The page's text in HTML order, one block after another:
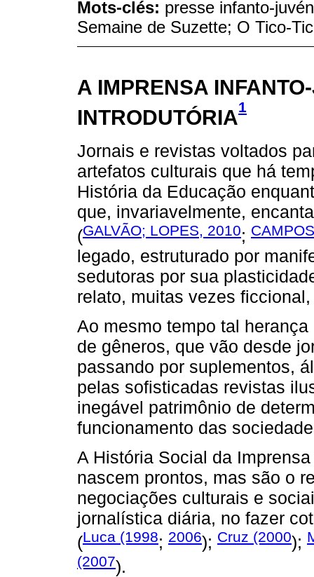
Mots-clés: presse infanto-
Semaine de Suzette; O Tico-
A IMPRENSA
INTRODUTÓRIA1
Jornais e revistas voltados
artefatos culturais que há
História da Educação
que, invariavelmente,
(GALVÃO; LOPES, 2010;
legado, estruturado por
sedutoras por sua
relato, muitas vezes
Ao mesmo tempo tal
de gêneros, que vão desde
passando por suplementos,
pelas sofisticadas revistas
inegável patrimônio de
funcionamento das
A História Social da
nascem prontos, mas são o
negociações culturais e
jornalística diária, no fazer
(Luca (1998; 2006); Cruz (2000);
(2007).